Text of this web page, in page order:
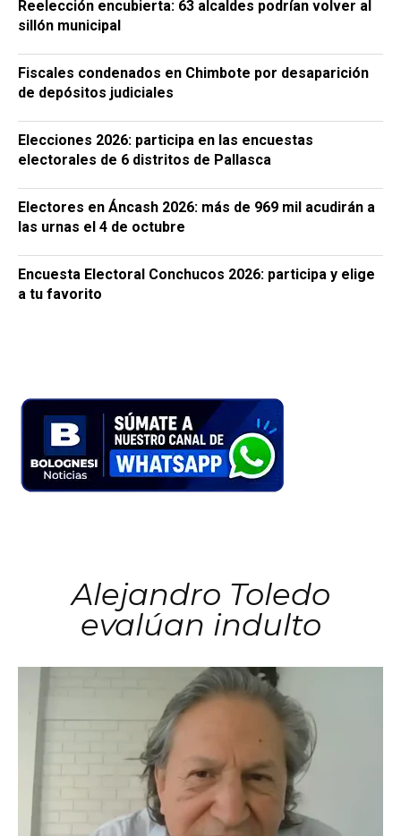
Reelección encubierta: 63 alcaldes podrían volver al
sillón municipal
Fiscales condenados en Chimbote por desaparición
de depósitos judiciales
Elecciones 2026: participa en las encuestas
electorales de 6 distritos de Pallasca
Electores en Áncash 2026: más de 969 mil acudirán a
las urnas el 4 de octubre
Encuesta Electoral Conchucos 2026: participa y elige
a tu favorito
Alejandro Toledo
evalúan indulto